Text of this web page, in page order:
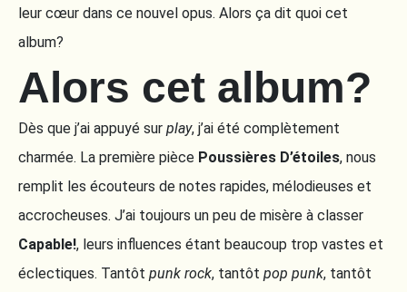
leur cœur dans ce nouvel opus. Alors ça dit quoi cet
album?
Alors cet album?
Dès que j’ai appuyé sur play, j’ai été complètement
charmée. La première pièce Poussières D’étoiles, nous
remplit les écouteurs de notes rapides, mélodieuses et
accrocheuses. J’ai toujours un peu de misère à classer
Capable!, leurs influences étant beaucoup trop vastes et
éclectiques. Tantôt punk rock, tantôt pop punk, tantôt